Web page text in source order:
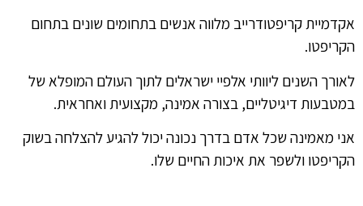
אקדמיית קריפטודרייב מלווה אנשים בתחומים שונים בתחום
הקריפטו.
לאורך השנים ליוותי אלפיי ישראלים לתוך העולם המופלא של
במטבעות דיגיטליים, בצורה אמינה, מקצועית ואחראית.
אני מאמינה שכל אדם בדרך נכונה יכול להגיע להצלחה בשוק
הקריפטו ולשפר את איכות החיים שלו.